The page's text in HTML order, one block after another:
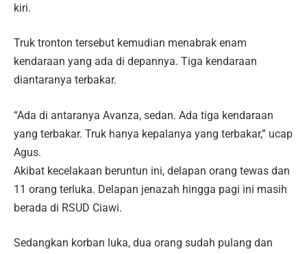
kiri.
Truk tronton tersebut kemudian menabrak enam
kendaraan yang ada di depannya. Tiga kendaraan
diantaranya terbakar.
“Ada di antaranya Avanza, sedan. Ada tiga kendaraan
yang terbakar. Truk hanya kepalanya yang terbakar,” ucap
Agus.
Akibat kecelakaan beruntun ini, delapan orang tewas dan
11 orang terluka. Delapan jenazah hingga pagi ini masih
berada di RSUD Ciawi.
Sedangkan korban luka, dua orang sudah pulang dan